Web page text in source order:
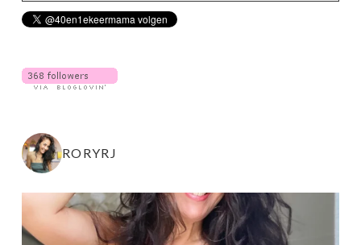
RORYRJ